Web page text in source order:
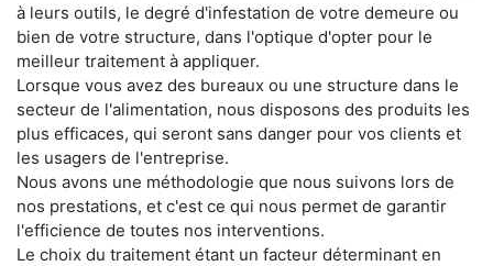
à leurs outils, le degré d'infestation de votre demeure ou
bien de votre structure, dans l'optique d'opter pour le
meilleur traitement à appliquer.
Lorsque vous avez des bureaux ou une structure dans le
secteur de l'alimentation, nous disposons des produits les
plus efficaces, qui seront sans danger pour vos clients et
les usagers de l'entreprise.
Nous avons une méthodologie que nous suivons lors de
nos prestations, et c'est ce qui nous permet de garantir
l'efficience de toutes nos interventions.
Le choix du traitement étant un facteur déterminant en